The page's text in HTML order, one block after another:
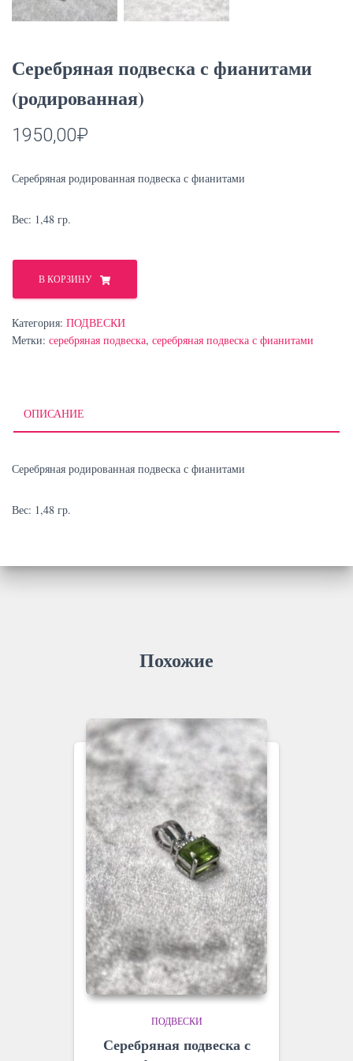
Серебряная подвеска с фианитами
(родированная)
1950,00₽
Серебряная родированная подвеска с фианитами
Вес: 1,48 гр.
Количество
товара
Серебряная
с
фианитами
В КОРЗИНУ
Категория: ПОДВЕСКИ
Метки: серебряная подвеска, серебряная подвеска с фианитами
ОПИСАНИЕ
Серебряная родированная подвеска с фианитами
Вес: 1,48 гр.
Похожие
ПОДВЕСКИ
Серебряная подвеска с